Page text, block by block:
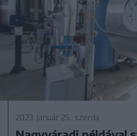
2023. január 25., szerda